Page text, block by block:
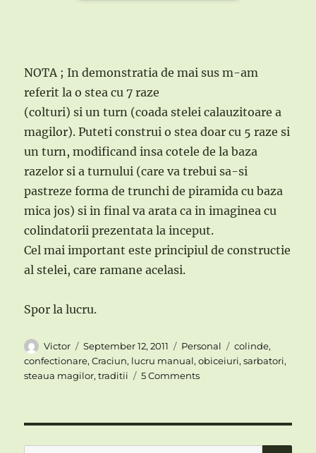
NOTA ; In demonstratia de mai sus m-am
referit la o stea cu 7 raze
(colturi) si un turn (coada stelei calauzitoare a
magilor). Puteti construi o stea doar cu 5 raze si
un turn, modificand insa cotele de la baza
razelor si a turnului (care va trebui sa-si
pastreze forma de trunchi de piramida cu baza
mica jos) si in final va arata ca in imaginea cu
colindatorii prezentata la inceput.
Cel mai important este principiul de constructie
al stelei, care ramane acelasi.
Spor la lucru.
Author
Victor
Posted
on
September 12, 2011 Categories
Personal Tags
colinde,
confectionare,Craciun, lucru manual,obiceiuri,sarbatori,
steaua magilor,traditii 5 Commentson
Craciun